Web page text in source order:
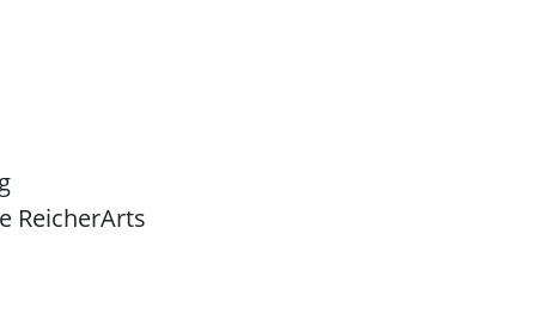
ReicherArts